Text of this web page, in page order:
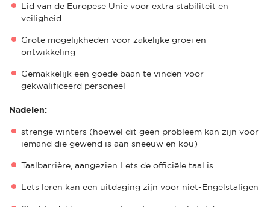
Lid van de Europese Unie voor extra stabiliteit en
veiligheid
Grote mogelijkheden voor zakelijke groei en
ontwikkeling
Gemakkelijk een goede baan te vinden voor
gekwalificeerd personeel
Nadelen:
strenge winters (hoewel dit geen probleem kan zijn voor
iemand die gewend is aan sneeuw en kou)
Taalbarrière, aangezien Lets de officiële taal is
Lets leren kan een uitdaging zijn voor niet-Engelstaligen